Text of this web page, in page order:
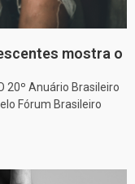
mostra o
20º Anuário Brasileiro
Fórum Brasileiro